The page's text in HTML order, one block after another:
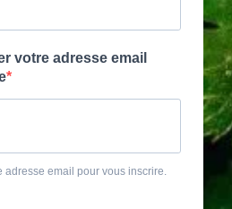
votre adresse email
email pour vous inscrire.